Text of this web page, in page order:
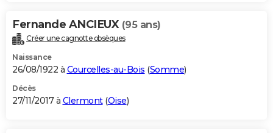
Fernande ANCIEUX (95 ans)
Créer une cagnotte obsèques
Naissance
26/08/1922 à Courcelles-au-Bois (Somme)
Décès
27/11/2017 à Clermont(Oise)